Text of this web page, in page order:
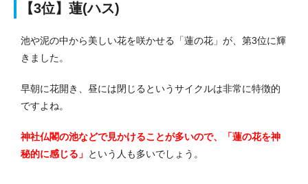
【3位】蓮(ハス)
池や泥の中から美しい花を咲かせる「蓮の花」が、第3位に輝
きました。
早朝に花開き、昼には閉じるというサイクルは非常に特徴的
ですよね。
神社仏閣の池などで見かけることが多いので、「蓮の花を神
秘的に感じる」 という人も多いでしょう。